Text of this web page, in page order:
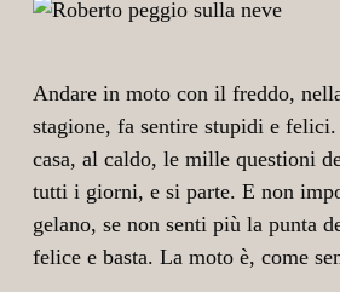
Andare in moto con il freddo,
stagione, fa sentire stupidi e
casa, al caldo, le mille questioni
tutti i giorni, e si parte. E non
gelano, se non senti più la punta
felice e basta. La moto è, come